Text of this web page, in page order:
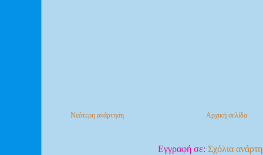
Νεότερη ανάρτηση Αρχική σελίδα
Εγγραφή σε:Σχόλια